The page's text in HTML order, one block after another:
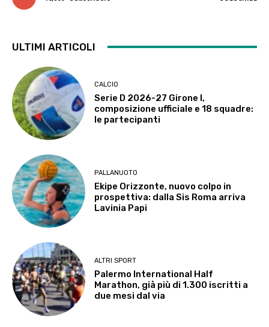
ULTIMI ARTICOLI
CALCIO
Serie D 2026-27 Girone I,
composizione ufficiale e 18 squadre:
le partecipanti
PALLANUOTO
Ekipe Orizzonte, nuovo colpo in
prospettiva: dalla Sis Roma arriva
Lavinia Papi
ALTRI SPORT
Palermo International Half
Marathon, già più di 1.300 iscritti a
due mesi dal via